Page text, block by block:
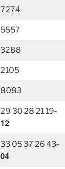
7274
5557
3288
2105
8083
29 30 28 21 19-
12
33 05 37 26 43-
04